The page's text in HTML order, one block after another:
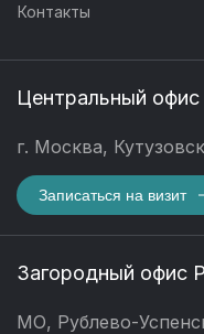
Контакты
Центральный офис
г. Москва,
Записаться на визит
Загородный офис
МО, Рублево-